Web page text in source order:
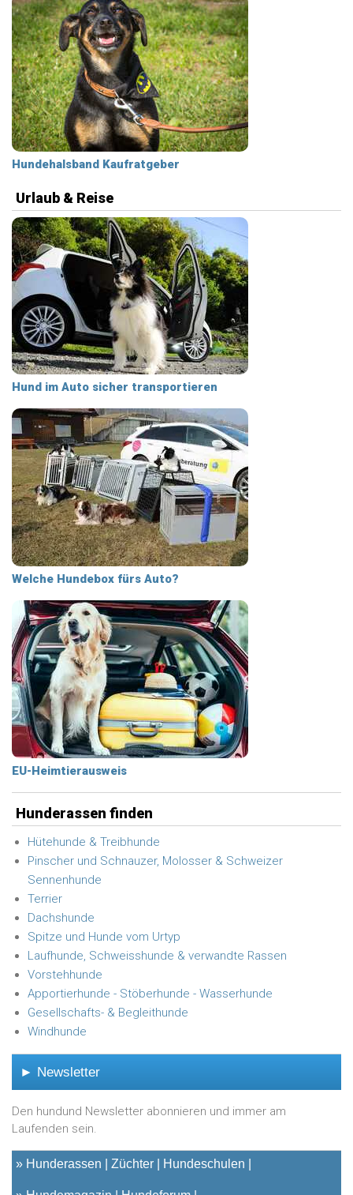
Hundehalsband Kaufratgeber
Urlaub & Reise
Hund im Auto sicher transportieren
Welche Hundebox fürs Auto?
EU-Heimtierausweis
Hunderassen finden
Hütehunde & Treibhunde
Pinscher und Schnauzer, Molosser & Schweizer
Sennenhunde
Terrier
Dachshunde
Spitze und Hunde vom Urtyp
Laufhunde, Schweisshunde & verwandte Rassen
Vorstehhunde
Apportierhunde - Stöberhunde - Wasserhunde
Gesellschafts- & Begleithunde
Windhunde
► Newsletter
Den hundund Newsletter abonnieren und immer am
Laufenden sein.
» Hunderassen Züchter Hundeschulen